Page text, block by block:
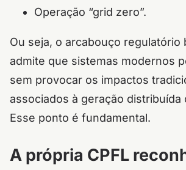
Operação “grid zero”.
Ou seja, o arcabouço regulatório
admite que sistemas modernos
sem provocar os impactos
associados à geração distribuída
Esse ponto é fundamental.
A própria CPFL